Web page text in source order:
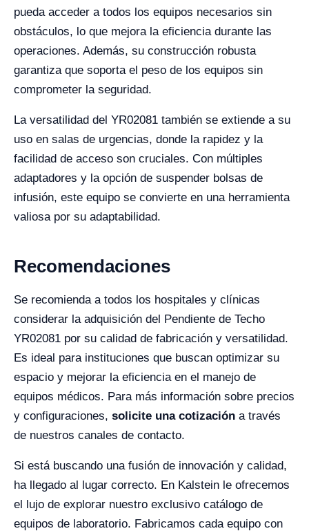
pueda acceder a todos los equipos necesarios sin
obstáculos, lo que mejora la eficiencia durante las
operaciones. Además, su construcción robusta
garantiza que soporta el peso de los equipos sin
comprometer la seguridad.
La versatilidad del YR02081 también se extiende a su
uso en salas de urgencias, donde la rapidez y la
facilidad de acceso son cruciales. Con múltiples
adaptadores y la opción de suspender bolsas de
infusión, este equipo se convierte en una herramienta
valiosa por su adaptabilidad.
Recomendaciones
Se recomienda a todos los hospitales y clínicas
considerar la adquisición del Pendiente de Techo
YR02081 por su calidad de fabricación y versatilidad.
Es ideal para instituciones que buscan optimizar su
espacio y mejorar la eficiencia en el manejo de
equipos médicos. Para más información sobre precios
y configuraciones, solicite una cotización a través
de nuestros canales de contacto.
Si está buscando una fusión de innovación y calidad,
ha llegado al lugar correcto. En Kalstein le ofrecemos
el lujo de explorar nuestro exclusivo catálogo de
equipos de laboratorio. Fabricamos cada equipo con